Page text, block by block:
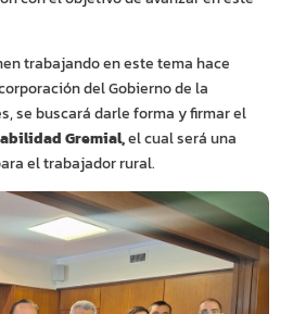
trabajando en este tema hace
del Gobierno de la
se buscará darle forma y firmar el
Gremial,el cual será una
el trabajador rural.